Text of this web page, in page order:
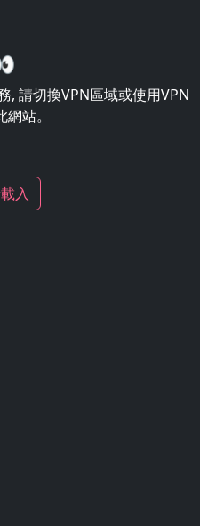
, 請切換VPN區域或使用VPN
站。
入